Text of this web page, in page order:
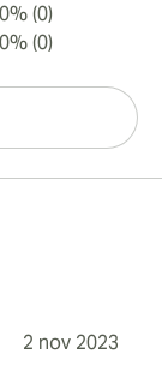
0% (0)
0% (0)
2 nov 2023